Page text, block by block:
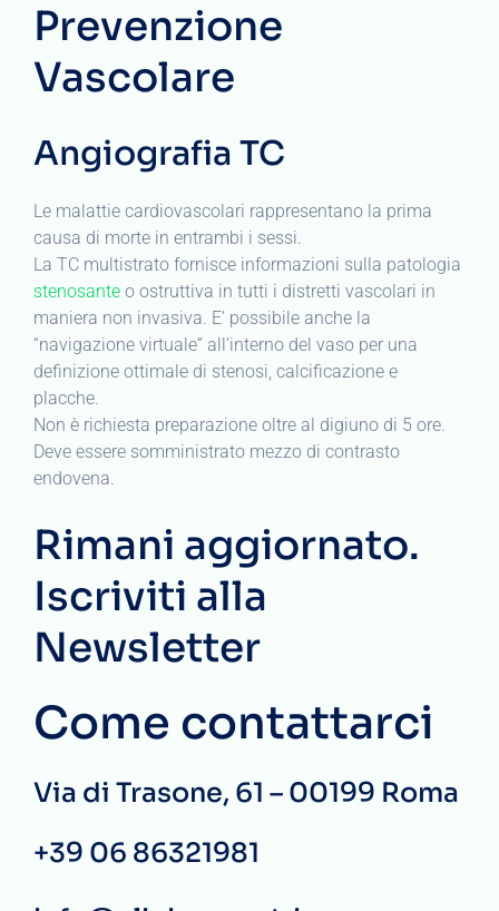
Prevenzione
Vascolare
Angiografia TC
Le malattie cardiovascolari rappresentano la prima
causa di morte in entrambi i sessi.
La TC multistrato fornisce informazioni sulla patologia
stenosante o ostruttiva in tutti i distretti vascolari in
maniera non invasiva. E’ possibile anche la
“navigazione virtuale” all’interno del vaso per una
definizione ottimale di stenosi, calcificazione e
placche.
Non è richiesta preparazione oltre al digiuno di 5 ore.
Deve essere somministrato mezzo di contrasto
endovena.
Rimani aggiornato.
Iscriviti alla
Newsletter
Come contattarci
Via di Trasone, 61 – 00199 Roma
+39 06 86321981